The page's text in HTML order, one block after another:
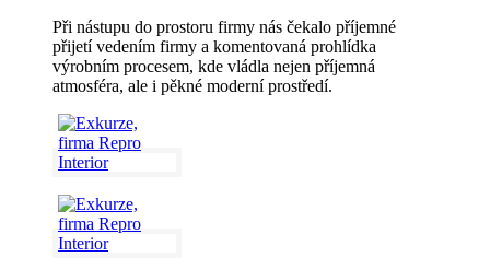
Při nástupu do prostoru firmy nás čekalo příjemné
přijetí vedením firmy a komentovaná prohlídka
výrobním procesem, kde vládla nejen příjemná
atmosféra, ale i pěkné moderní prostředí.